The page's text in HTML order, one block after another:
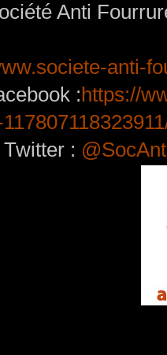
Anti
anti-
: https://
: